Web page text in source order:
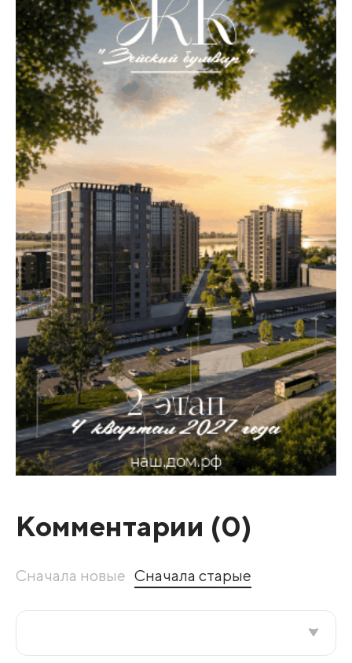
Комментарии (0)
Сначала новые Сначала старые